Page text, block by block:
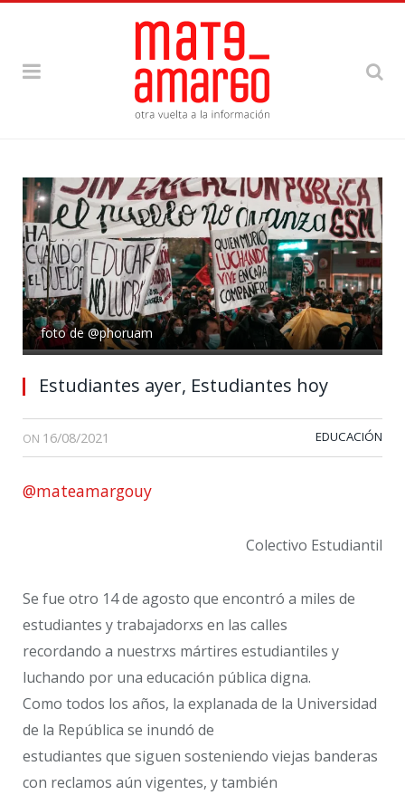
foto de @phoruam
Estudiantes ayer, Estudiantes hoy
ON 16/08/2021 EDUCACIÓN
@mateamargouy
Colectivo Estudiantil
Se fue otro 14 de agosto que encontró a miles de
estudiantes y trabajadorxs en las calles
recordando a nuestrxs mártires estudiantiles y
luchando por una educación pública digna.
Como todos los años, la explanada de la Universidad
de la República se inundó de
estudiantes que siguen sosteniendo viejas banderas
con reclamos aún vigentes, y también